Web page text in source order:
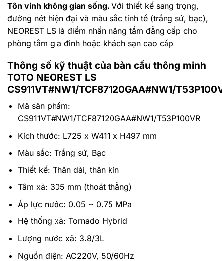
Tôn vinh không gian sống. Với thiết kế sang trọng,
đường nét hiện đại và màu sắc tinh tế (trắng sứ, bạc),
NEOREST LS là điểm nhấn nâng tầm đẳng cấp cho
phòng tắm gia đình hoặc khách sạn cao cấp
Thông số kỹ thuật của bàn cầu thông minh
TOTO NEOREST LS
CS911VT#NW1/TCF87120GAA#NW1/
Mã sản phẩm:
CS911VT#NW1/TCF87120GAA#NW1/T53P100VR
Kích thước: L725 x W411 x H497 mm
Màu sắc: Trắng sứ, Bạc
Thiết kế: Thân dài, thân kín
Tâm xả: 305 mm (thoát thẳng)
Áp lực nước: 0.05 ~ 0.75 MPa
Hệ thống xả: Tornado Hybrid
Lượng nước xả: 3.8/3L
Nguồn điện: AC220V, 50/60Hz